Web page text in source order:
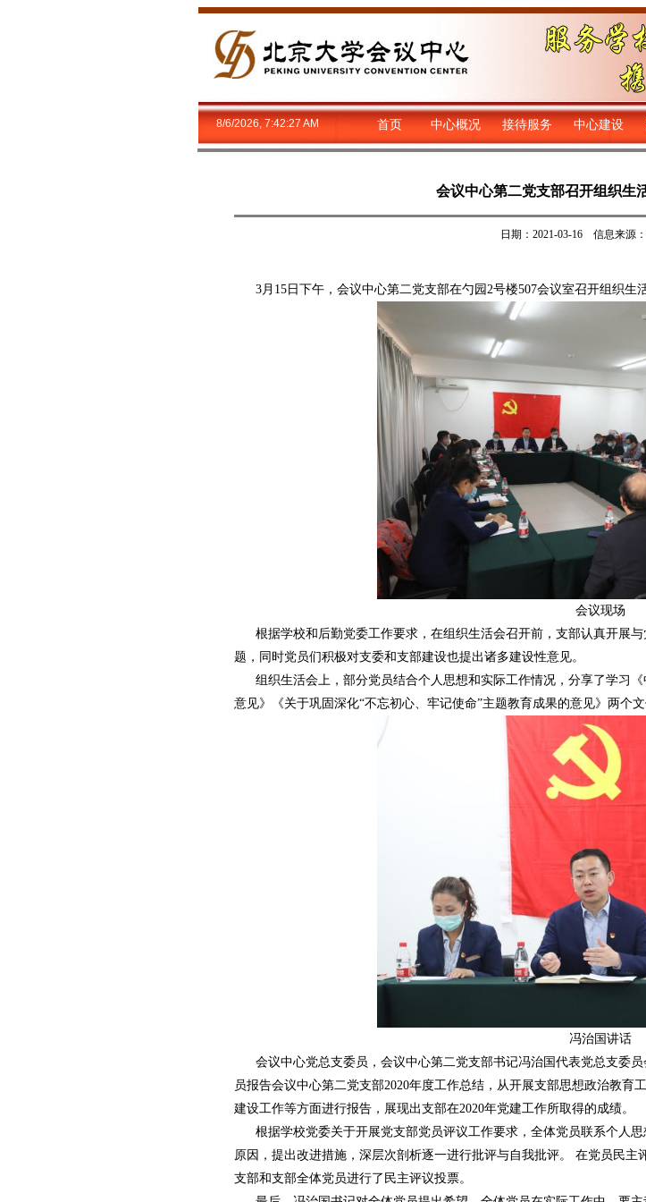
8/6/2026, 7:42:28 AM 首页 中心概况 接待服务 中心建设
会议中心第二党支部召开组织生
日期：2021-03-16 信息来源
3月15日下午，会议中心第二党支部在勺园2号楼507会议室召开组织生
会议现场
根据学校和后勤党委工作要求，在组织生活会召开前，支部认真开展与
题，同时党员们积极对支委和支部建设也提出诸多建设性意见。
组织生活会上，部分党员结合个人思想和实际工作情况，分享了学习
意见》《关于巩固深化“不忘初心、牢记使命”主题教育成果的意见》两个
冯治国讲话
会议中心党总支委员，会议中心第二党支部书记冯治国代表党总支委员
员报告会议中心第二党支部2020年度工作总结，从开展支部思想政治教
建设工作等方面进行报告，展现出支部在2020年党建工作所取得的成绩。
根据学校党委关于开展党支部党员评议工作要求，全体党员联系个人
原因，提出改进措施，深层次剖析逐一进行批评与自我批评。 在党员民
支部和支部全体党员进行了民主评议投票。